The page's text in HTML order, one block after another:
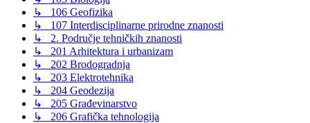
↳ 106 Geofizika
↳ 107 Interdisciplinarne prirodne znanosti
↳ 2. Područje tehničkih znanosti
↳ 201 Arhitektura i urbanizam
↳ 202 Brodogradnja
↳ 203 Elektrotehnika
↳ 204 Geodezija
↳ 205 Građevinarstvo
↳ 206 Grafička tehnologija